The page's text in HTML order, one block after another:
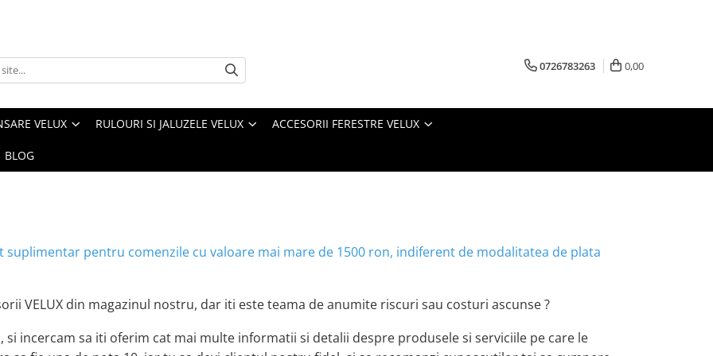
0726783263 0,00
VELUX RULOURI SI JALUZELE VELUX ACCESORII FERESTRE VELUX
BLOG
suplimentar pentru comenzile cu valoare mai mare de 1500 ron, indiferent de modalitatea de plata
VELUX din magazinul nostru, dar iti este teama de anumite riscuri sau costuri ascunse ?
incercam sa iti oferim cat mai multe informatii si detalii despre produsele si serviciile pe care le